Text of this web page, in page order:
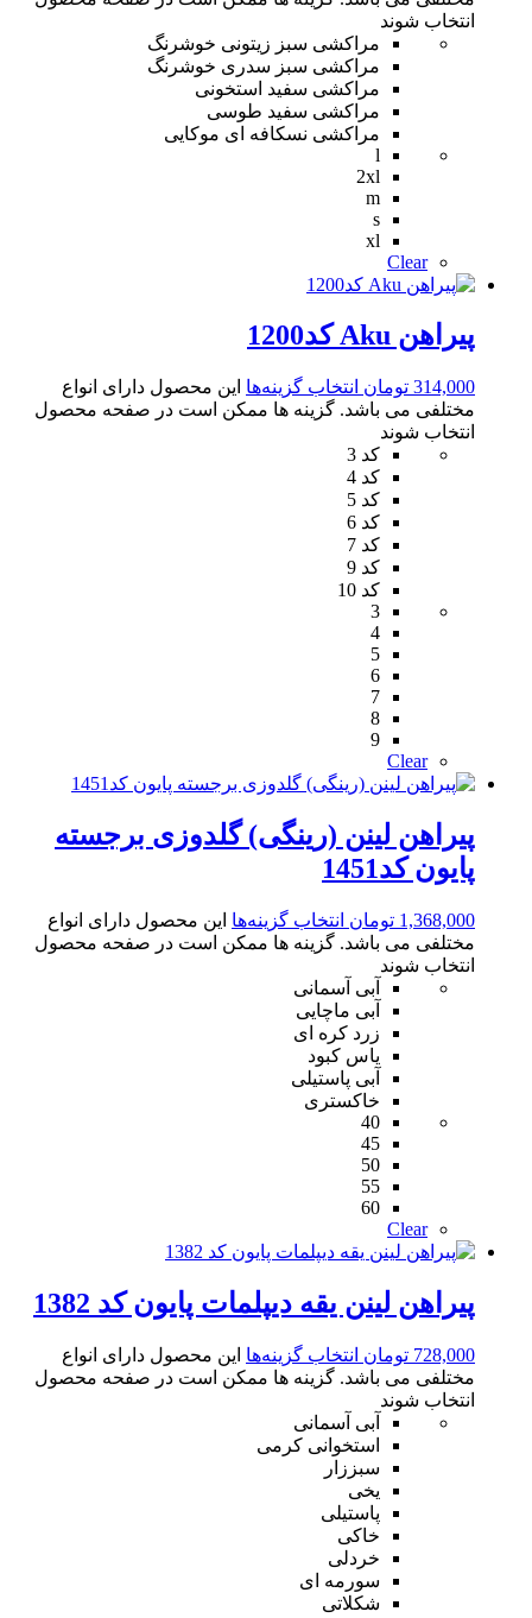
انتخاب شوند
مراکشی سبز زیتونی خوشرنگ
مراکشی سبز سدری خوشرنگ
مراکشی سفید استخونی
مراکشی سفید طوسی
مراکشی نسکافه ای موکایی
l
2xl
m
s
xl
Clear
پیراهن Aku کد1200
314,000 تومان انتخاب گزینه‌ها این محصول دارای انواع
مختلفی می باشد. گزینه ها ممکن است در صفحه محصول
انتخاب شوند
کد 3
کد 4
کد 5
کد 6
کد 7
کد 9
کد 10
3
4
5
6
7
8
9
Clear
پیراهن لینن (رینگی) گلدوزی برجسته
پایون کد1451
1,368,000 تومان انتخاب گزینه‌ها این محصول دارای انواع
مختلفی می باشد. گزینه ها ممکن است در صفحه محصول
انتخاب شوند
آبی آسمانی
آبی ماچایی
زرد کره ای
یاس کبود
آبی پاستیلی
خاکستری
40
45
50
55
60
Clear
پیراهن لینن یقه دیپلمات پایون کد 1382
728,000 تومان انتخاب گزینه‌ها این محصول دارای انواع
مختلفی می باشد. گزینه ها ممکن است در صفحه محصول
انتخاب شوند
آبی آسمانی
استخوانی کرمی
سبززار
یخی
پاستیلی
خاکی
خردلی
سورمه ای
شکلاتی